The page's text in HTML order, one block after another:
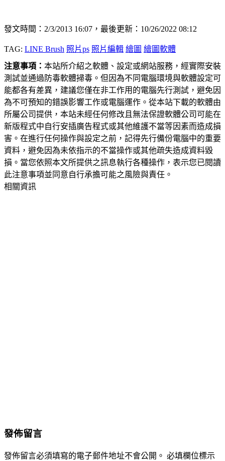
發文時間：2/3/2013 16:07，最後更新：10/26/2022 08:12
TAG: LINE Brush 照片ps 照片編輯 繪圖 繪圖軟體
注意事項： 本站所介紹之軟體、設定或網站服務，經實際安裝
測試並通過防毒軟體掃毒。但因為不同電腦環境與軟體設定可
能都各有差異，建議您僅在非工作用的電腦先行測試，避免因
為不可預知的錯誤影響工作或電腦運作。從本站下載的軟體由
所屬公司提供，本站未經任何修改且無法保證軟體公司可能在
新版程式中自行安插廣告程式或其他維護不當等因素而造成損
害。在進行任何操作與設定之前，記得先行備份電腦中的重要
資料，避免因為未依指示的不當操作或其他疏失造成資料毀
損。當您依照本文所提供之訊息執行各種操作，表示您已閱讀
此注意事項並同意自行承擔可能之風險與責任。
相關資訊
發佈留言
發佈留言必須填寫的電子郵件地址不會公開。 必填欄位標示